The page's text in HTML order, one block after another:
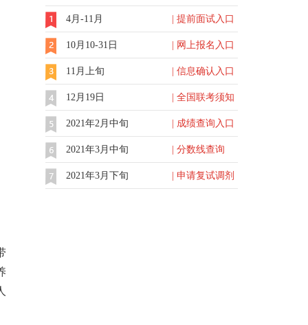
4月-11月 | 提前面试入口
10月10-31日 | 网上报名入口
11月上旬 | 信息确认入口
12月19日 | 全国联考须知
2021年2月中旬 | 成绩查询入口
2021年3月中旬 | 分数线查询
2021年3月下旬 | 申请复试调剂